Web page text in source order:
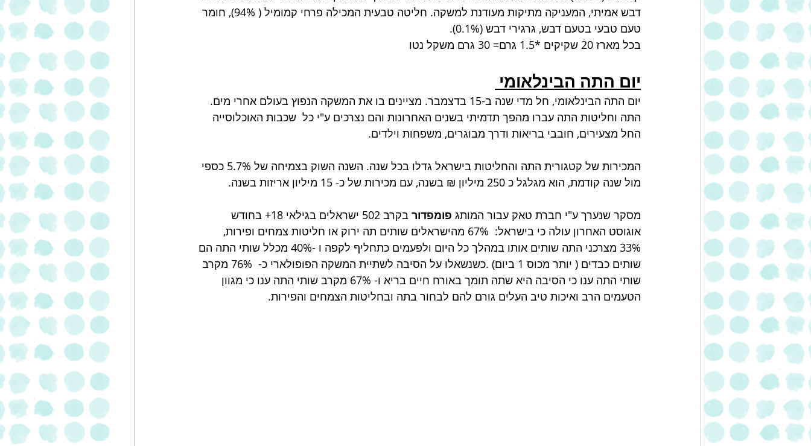
דבש אמיתי, המעניקה מתיקות מעודנת למשקה. חליטה טבעית המכילה פרחי קמומיל ( 94%), חומר
טעם טבעי בטעם דבש, גרגירי דבש (0.1%).
בכל מארז 20 שקיקים *1.5 גרם= 30 גרם משקל נטו
יום התה הבינלאומי
יום התה הבינלאומי, חל מדי שנה ב-15 בדצמבר. מציינים בו את המשקה הנפוץ בעולם אחרי מים.
התה וחליטות התה עברו מהפך תדמיתי בשנים האחרונות והם נצרכים ע"י כל  שכבות האוכלוסייה
החל מצעירים, חובבי בריאות ודרך מבוגרים, משפחות וילדים.
המכירות של קטגורית התה והחליטות בישראל גדלו בכל שנה. השנה השוק בצמיחה של 5.7% כספי
מול שנה קודמת, הוא מגלגל כ 250 מיליון ₪ בשנה, עם מכירות של כ- 15 מיליון אריזות בשנה.
מסקר שנערך ע"י חברת טאק עבור המותג פומפדור
בקרב 502 ישראלים בגילאי 18+ בחודש
אוגוסט האחרון עולה כי בישראל:  67% מהישראלים שותים תה ירוק או חליטות צמחים ופירות,
33% מצרכני התה שותים אותו במהלך כל היום ולפעמים כתחליף לקפה ו -40% מכלל שותי התה הם
שותים כבדים ( יותר מכוס 1 ביום) .כשנשאלו על הסיבה לשתיית המשקה הפופולארי כ-  76% מקרב
שותי התה ענו כי הסיבה היא שתה תומך באורח חיים בריא ו- 67% מקרב שותי התה ענו כי מגוון
הטעמים הרב ואיכות טיב העלים גורם להם לבחור בתה ובחליטות הצמחים והפירות.